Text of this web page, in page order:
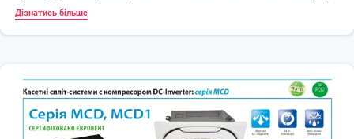
Дізнатись більше